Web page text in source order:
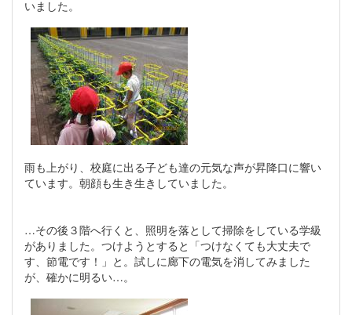
いました。
雨も上がり、校庭に出る子ども達の元気な声が昇降口に響い
ています。朝顔も生き生きしていました。
…その後３階へ行くと、照明を落として掃除をしている学級
がありました。つけようとすると「つけなくても大丈夫で
す、節電です！」と。試しに廊下の電気を消してみました
が、確かに明るい…。